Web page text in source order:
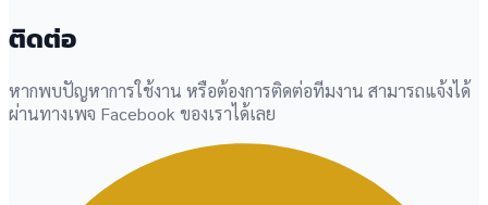
ติดต่อ
หากพบปัญหาการใช้งาน หรือต้องการติดต่อทีมงาน สามารถแจ้งได้
ผ่านทางเพจ Facebook ของเราได้เลย